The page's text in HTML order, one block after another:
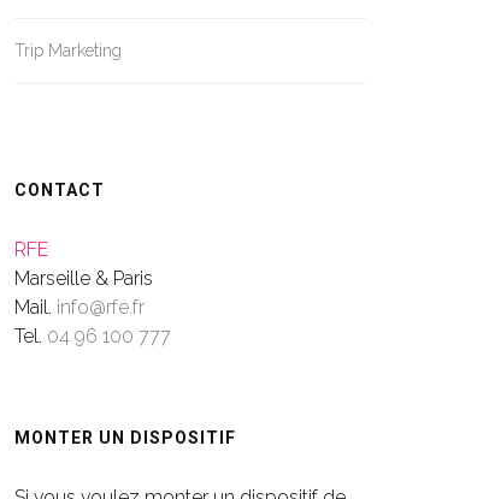
Trip Marketing
CONTACT
RFE
Marseille & Paris
Mail. info@rfe.fr
Tel. 04 96 100 777
MONTER UN DISPOSITIF